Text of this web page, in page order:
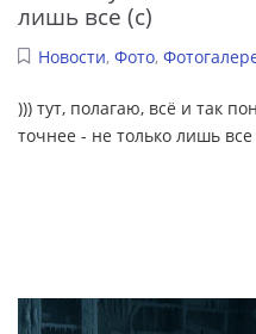
лишь все (с)
Новости, Фото,
))) тут, полагаю, всё и так
точнее - не только лишь